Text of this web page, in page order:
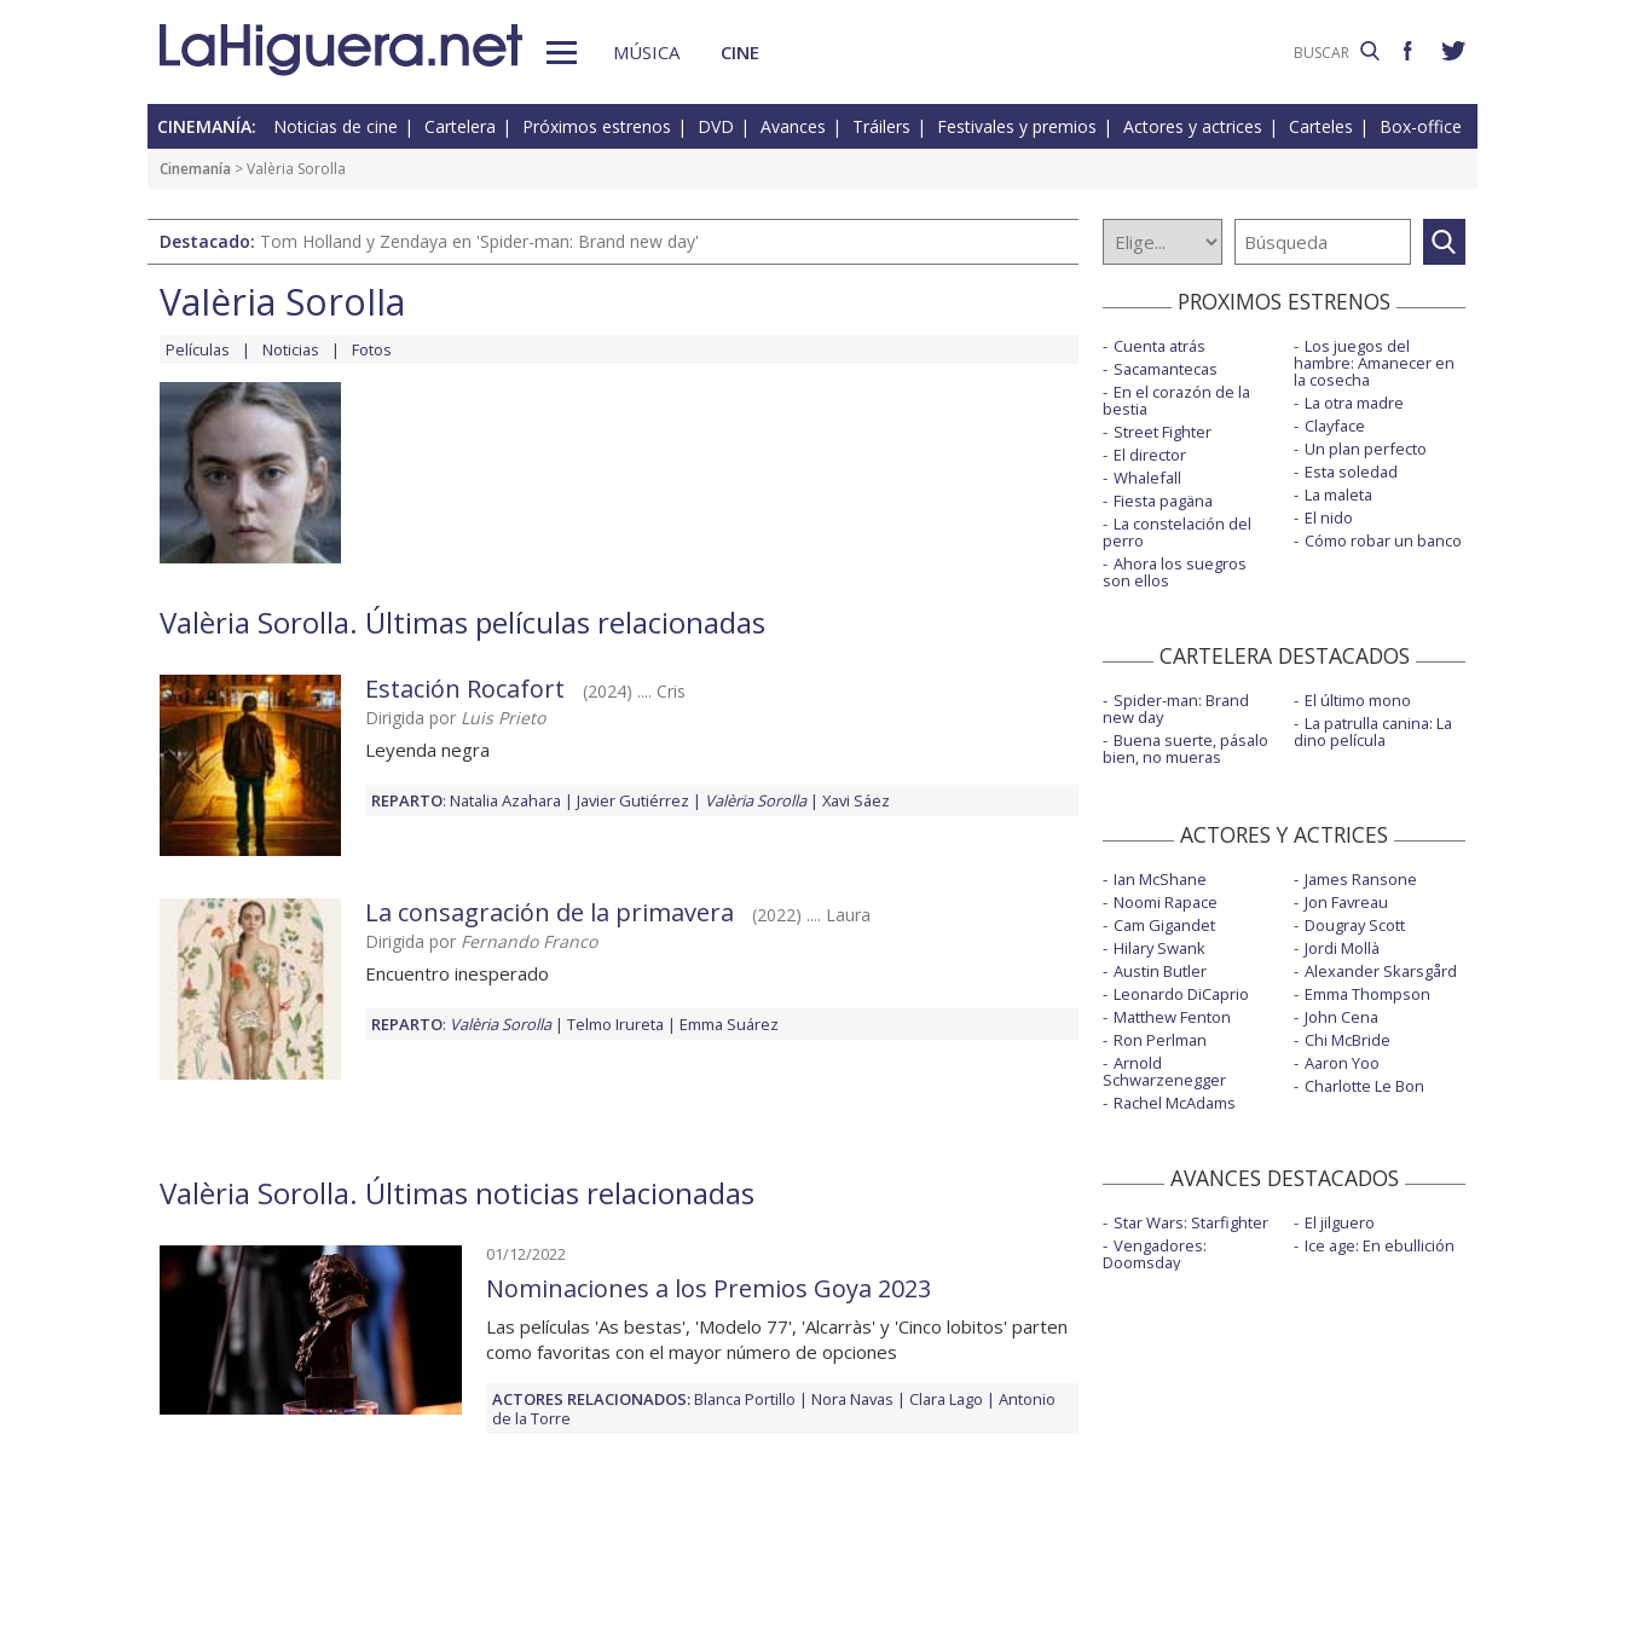
MÚSICA CINE
CINEMANÍA: Noticias de cine Cartelera Próximos estrenos DVD Avances Tráilers Festivales y premios Actores y actrices Carteles Box-office
Cinemanía > Valèria Sorolla
Destacado: Tom Holland y Zendaya en 'Spider-man: Brand new day'
Valèria Sorolla
Películas Noticias Fotos
Valèria Sorolla. Últimas películas relacionadas
Estación Rocafort
(2024) .... Cris
Dirigida por Luis Prieto
Leyenda negra
REPARTO: Natalia Azahara Javier Gutiérrez Valèria Sorolla Xavi Sáez
La consagración de la primavera
(2022) .... Laura
Dirigida por Fernando Franco
Encuentro inesperado
REPARTO: Valèria Sorolla Telmo Irureta Emma Suárez
Valèria Sorolla. Últimas noticias relacionadas
01/12/2022
Nominaciones a los Premios Goya 2023
Las películas 'As bestas', 'Modelo 77', 'Alcarràs' y 'Cinco lobitos' parten
como favoritas con el mayor número de opciones
ACTORES RELACIONADOS:Blanca Portillo Nora Navas Clara Lago
Antonio
de la Torre
PROXIMOS ESTRENOS
Cuenta atrás
Sacamantecas
En el corazón de la
bestia
Street Fighter
El director
Whalefall
Fiesta pagäna
La constelación del
perro
Ahora los suegros
son ellos
Los juegos del
hambre: Amanecer en
la cosecha
La otra madre
Clayface
Un plan perfecto
Esta soledad
La maleta
El nido
Cómo robar un banco
CARTELERA DESTACADOS
Spider-man: Brand
new day
Buena suerte, pásalo
bien, no mueras
El último mono
La patrulla canina: La
dino película
ACTORES Y ACTRICES
Ian McShane
Noomi Rapace
Cam Gigandet
Hilary Swank
Austin Butler
Leonardo DiCaprio
Matthew Fenton
Ron Perlman
Arnold
Schwarzenegger
Rachel McAdams
James Ransone
Jon Favreau
Dougray Scott
Jordi Mollà
Alexander Skarsgård
Emma Thompson
John Cena
Chi McBride
Aaron Yoo
Charlotte Le Bon
AVANCES DESTACADOS
Star Wars: Starfighter
Vengadores:
Doomsday
El jilguero
Ice age: En ebullición